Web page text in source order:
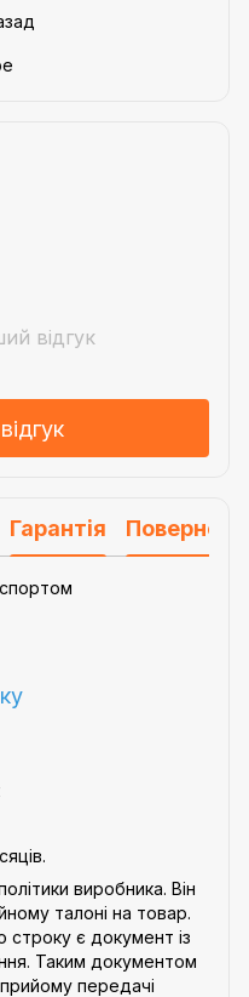
відгук
Гарантія
виробника. Він
талоні на товар.
строку є документ із
Таким документом
передачі